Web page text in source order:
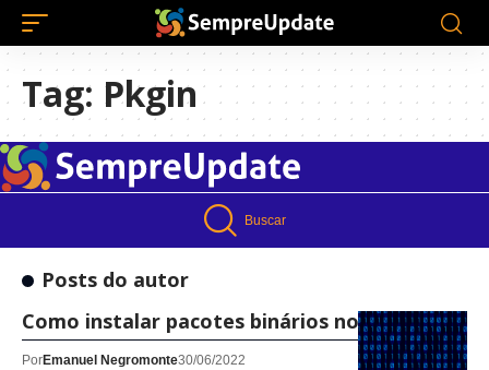
Tag: Pkgin
Buscar
Posts do autor
Como instalar pacotes binários no Minix 3
PorEmanuel Negromonte30/06/2022